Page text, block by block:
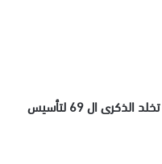
اسرة الأمن الوطني بمدينة القصر الكبير تخلد الذكرى ال 69 لتأسيس